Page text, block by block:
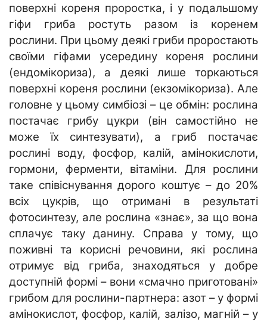
поверхні кореня проростка, і у подальшому
гіфи гриба ростуть разом із коренем
рослини. При цьому деякі гриби проростають
своїми гіфами усередину кореня рослини
(ендомікориза), а деякі лише торкаються
поверхні кореня рослини (екзомікориза). Але
головне у цьому симбіозі – це обмін: рослина
постачає грибу цукри (він самостійно не
може їх синтезувати), а гриб постачає
рослині воду, фосфор, калій, амінокислоти,
гормони, ферменти, вітаміни. Для рослини
таке співіснування дорого коштує – до 20%
всіх цукрів, що отримані в результаті
фотосинтезу, але рослина «знає», за що вона
сплачує таку данину. Справа у тому, що
поживні та корисні речовини, які рослина
отримує від гриба, знаходяться у добре
доступній формі – вони «смачно приготовані»
грибом для рослини-партнера: азот – у формі
амінокислот, фосфор, калій, залізо, магній – у